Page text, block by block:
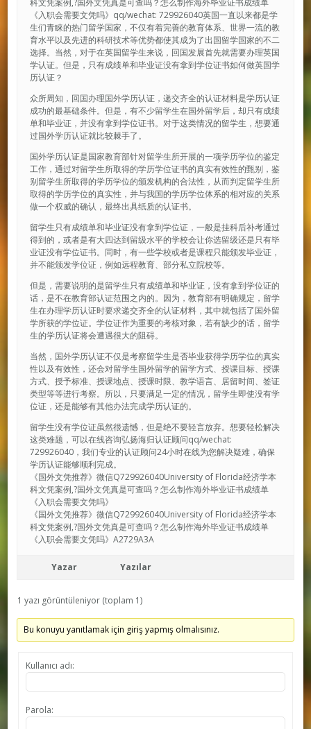
科文凭案例,?国外文凭真是可查吗？怎么制作海外毕业证书成绩单
《入职会需要文凭吗》qq/wechat: 729926040英国一直以来都是学
生们青睐的热门留学国家，不仅有着完善的教育体系、世界一流的教
育水平以及先进的科研技术等优势都使其成为了出国留学国家的不二
选择。当然，对于在英国留学生来说，回国发展首先就需要办理英国
学认证。但是，只有成绩单和毕业证没有拿到学位证书如何做英国学
历认证？
众所周知，回国办理国外学历认证，递交齐全的认证材料是学历认证
成功的最基础条件。但是，有不少留学生在国外留学后，却只有成绩
单和毕业证，并没有拿到学位证书。对于这类情况的留学生，想要通
过国外学历认证就比较棘手了。
国外学历认证是国家教育部针对留学生所开展的一项学历学位的鉴定
工作，通过对留学生所取得的学历学位证书的真实有效性的甄别，鉴
别留学生所取得的学历学位的颁发机构的合法性，从而判定留学生所
取得的学历学位的真实性，并与我国的学历学位体系的相对应的关系
做一个权威的确认，最终出具纸质的认证书。
留学生只有成绩单和毕业证没有拿到学位证，一般是挂科后补考通过
得到的，或者是有大四达到留级水平的学校会让你选留级还是只有毕
业证没有学位证书。同时，有一些学校或者是课程只能颁发毕业证，
并不能颁发学位证，例如远程教育、部分私立院校等。
但是，需要说明的是留学生只有成绩单和毕业证，没有拿到学位证的
话，是不在教育部认证范围之内的。因为，教育部有明确规定，留学
生在办理学历认证时要求递交齐全的认证材料，其中就包括了国外留
学所获的学位证。学位证作为重要的考核对象，若有缺少的话，留学
生的学历认证将会遭遇很大的阻碍。
当然，国外学历认证不仅是考察留学生是否毕业获得学历学位的真实
性以及有效性，还会对留学生国外留学的留学方式、授课目标、授课
方式、授予标准、授课地点、授课时限、教学语言、居留时间、签证
类型等等进行考察。所以，只要满足一定的情况，留学生即使没有学
位证，还是能够有其他办法完成学历认证的。
留学生没有学位证虽然很遗憾，但是绝不要轻言放弃。想要轻松解决
这类难题，可以在线咨询弘扬海归认证顾问qq/wechat:
729926040，我们专业的认证顾问24小时在线为您解决疑难，确保
学历认证能够顺利完成。
《国外文凭推荐》微信Q729926040University of Florida经济学本
科文凭案例,?国外文凭真是可查吗？怎么制作海外毕业证书成绩单
《入职会需要文凭吗》
《国外文凭推荐》微信Q729926040University of Florida经济学本
科文凭案例,?国外文凭真是可查吗？怎么制作海外毕业证书成绩单
《入职会需要文凭吗》A2729A3A
Yazar Yazılar
1 yazı görüntüleniyor (toplam 1)
Bu konuyu yanıtlamak için giriş yapmış olmalısınız.
Kullanıcı adı:
Parola: